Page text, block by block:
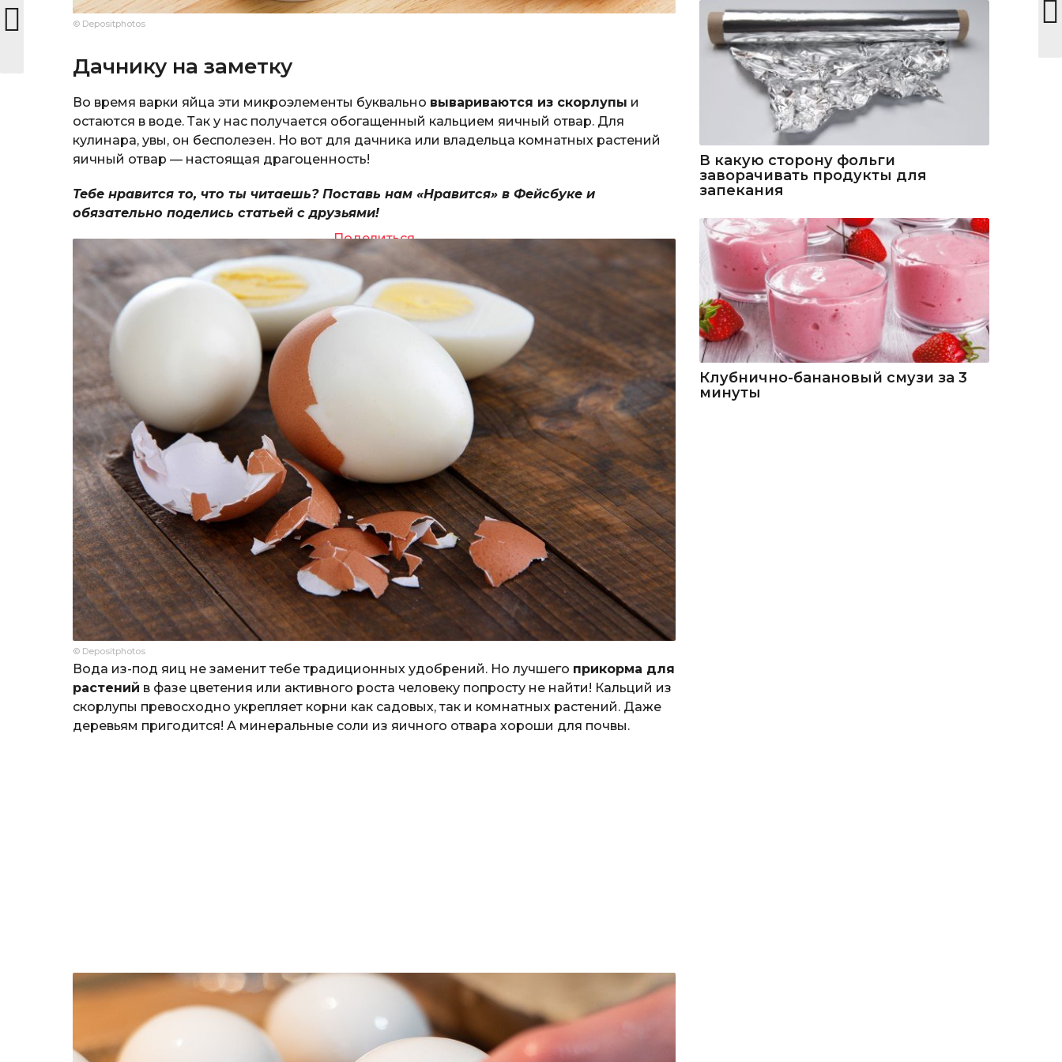
© Depositphotos
Дачнику на заметку
Во время варки яйца эти микроэлементы буквально вывариваются из скорлупы и
остаются в воде. Так у нас получается обогащенный кальцием яичный отвар. Для
кулинара, увы, он бесполезен. Но вот для дачника или владельца комнатных растений
яичный отвар — настоящая драгоценность!
Тебе нравится то, что ты читаешь? Поставь нам «Нравится» в Фейсбуке и
обязательно поделись статьей с друзьями!
Поделиться
© Depositphotos
Вода из-под яиц не заменит тебе традиционных удобрений. Но лучшего прикорма для
растений в фазе цветения или активного роста человеку попросту не найти! Кальций из
скорлупы превосходно укрепляет корни как садовых, так и комнатных растений. Даже
деревьям пригодится! А минеральные соли из яичного отвара хороши для почвы.
В какую сторону фольги
заворачивать продукты для
запекания
Клубнично-банановый смузи за 3
минуты